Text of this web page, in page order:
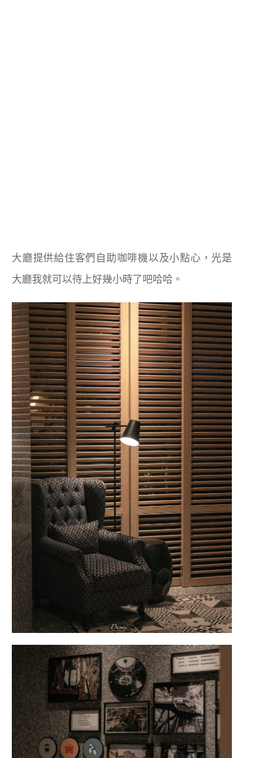
大廳提供給住客們自助咖啡機以及小點心，光是
大廳我就可以待上好幾小時了吧哈哈。